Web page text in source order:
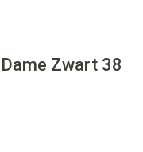
Zwart 38